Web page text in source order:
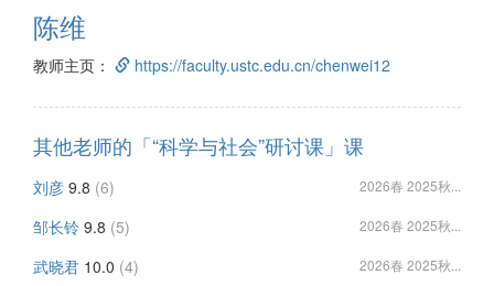
陈维
教师主页： https://faculty.ustc.edu.cn/chenwei12
其他老师的「“科学与社会”研讨课」课
刘彦 9.8 (6) 2026春 2025秋...
邹长铃 9.8 (5) 2026春 2025秋...
武晓君 10.0 (4) 2026春 2025秋...